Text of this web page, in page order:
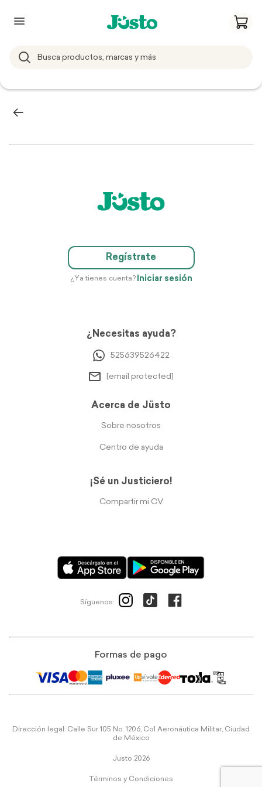
Regístrate
¿Ya tienes cuenta? Iniciar sesión
¿Necesitas ayuda?
525639526422
[email protected]
Acerca de Jüsto
Sobre nosotros
Centro de ayuda
¡Sé un Justiciero!
Compartir mi CV
Síguenos:
Formas de pago
Dirección legal: Calle Sur 105 No. 1206, Col Aeronáutica Militar, Ciudad
de México
Justo 2026
Términos y Condiciones